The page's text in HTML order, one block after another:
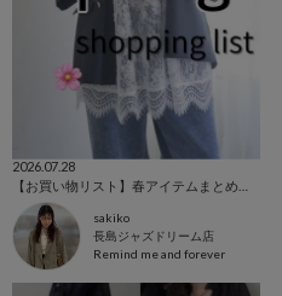
2026.07.28
sakiko
長島ジャズドリーム店
Remind me and forever